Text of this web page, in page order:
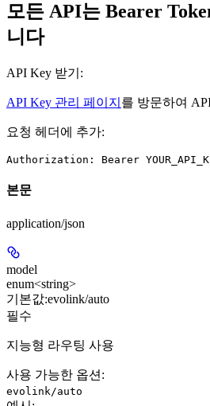
모든 API는 Bearer
니다
API Key 받기:
API Key 관리 페이지 를 방문하여
요청 헤더에 추가:
본문
application/json
model
enum<string>
기본값:evolink/auto
필수
지능형 라우팅 사용
사용 가능한 옵션 :
evolink/auto